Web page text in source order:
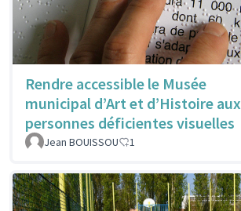
Rendre accessible le Musée
municipal d’Art et d’Histoire aux
personnes déficientes visuelles
Jean BOUISSOU 1